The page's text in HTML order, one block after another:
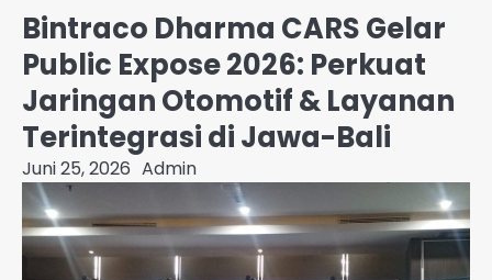
Bintraco Dharma CARS Gelar
Public Expose 2026: Perkuat
Jaringan Otomotif & Layanan
Terintegrasi di Jawa-Bali
Juni 25, 2026 Admin